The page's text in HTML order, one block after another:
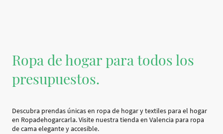
Ropa de hogar para todos los
presupuestos.
Descubra prendas únicas en ropa de hogar y textiles para el hogar
en Ropadehogarcarla. Visite nuestra tienda en Valencia para ropa
de cama elegante y accesible.